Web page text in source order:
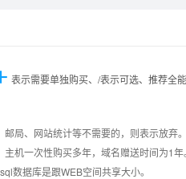
Linux
表示需要单独购买、/表示可选、推荐全
邮局、网站统计等不需要的，则表示放弃
主机一次性购买多年，域名赠送时间为1年
数据库是跟WEB空间共享大小。